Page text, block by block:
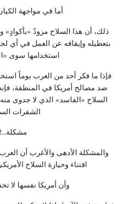
أما في مواجهة
ذلك، أن هذا السلاح مزودٌ
بتعطيله وإيقافه عن العمل في أي
استخدامها سوى
فإذا ما فكر أحد من العرب يوماً
ضد مصالح أمريكا في المنطقة،
السلاح «الفاسد» الذي لا جدوى
الشفرات
مشكلة..!
والمشكلة الأدهى والأغرب أن
اقتناء وحيازة السلاح
وأن أمريكا نفسها لا